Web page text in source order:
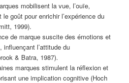
mobilisent la vue, l’ouïe,
le goût pour enrichir l’expérience du
1999).
de marque suscite des émotions et
l’attitude du
& Batra, 1987).
marques stimulent la réflexion et
une implication cognitive (Hoch